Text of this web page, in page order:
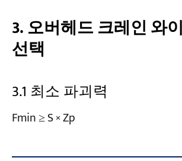
3. 오버헤드 크레인 와
선택
3.1 최소 파괴력
Fmin ≥ S × Zp